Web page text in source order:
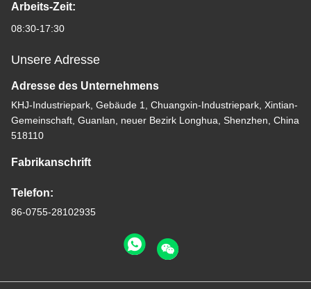
Arbeits-Zeit:
08:30-17:30
Unsere Adresse
Adresse des Unternehmens
KHJ-Industriepark, Gebäude 1, Chuangxin-Industriepark, Xintian-
Gemeinschaft, Guanlan, neuer Bezirk Longhua, Shenzhen, China
518110
Fabrikanschrift
Telefon:
86-0755-28102935